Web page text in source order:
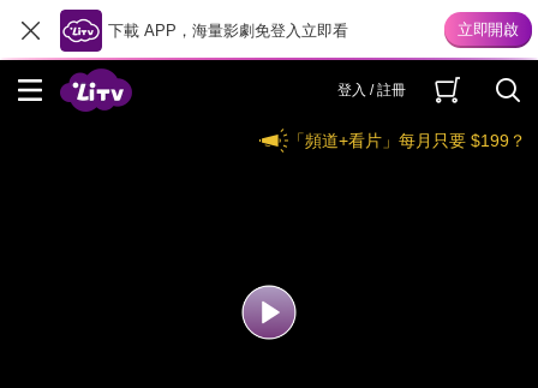
下載 APP，海量影劇免登入立即看
登入 / 註冊
「頻道+看片」每月只要 $199？